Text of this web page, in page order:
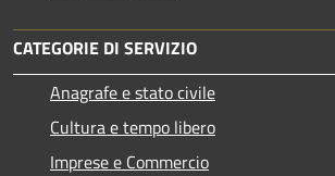
CATEGORIE DI SERVIZIO
Anagrafe e stato civile
Cultura e tempo libero
Imprese e Commercio